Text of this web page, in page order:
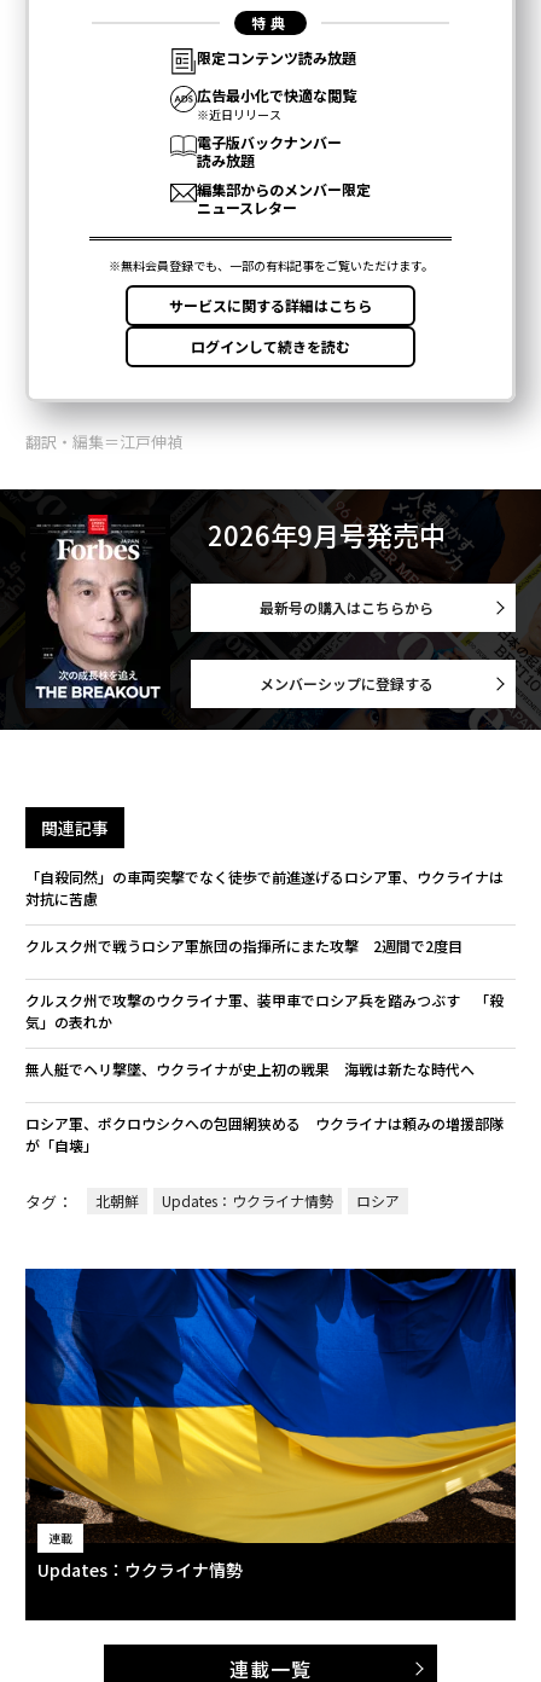
翻訳・編集＝江戸伸禎
2026年9月号発売中
最新号の購入はこちらから
メンバーシップに登録する
関連記事
「自殺同然」の車両突撃でなく徒歩で前進遂げるロシア軍、ウクライナは
対抗に苦慮
クルスク州で戦うロシア軍旅団の指揮所にまた攻撃 2週間で2度目
クルスク州で攻撃のウクライナ軍、装甲車でロシア兵を踏みつぶす 「殺
気」の表れか
無人艇でヘリ撃墜、ウクライナが史上初の戦果 海戦は新たな時代へ
ロシア軍、ポクロウシクへの包囲網狭める ウクライナは頼みの増援部隊
が「自壊」
タグ： 北朝鮮 Updates：ウクライナ情勢 ロシア
連載
Updates：ウクライナ情勢
連載一覧